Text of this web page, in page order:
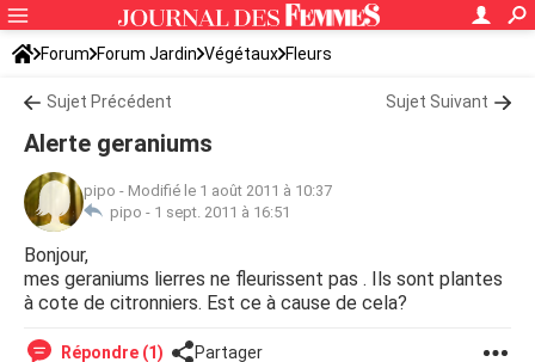
Forum Forum Jardin Végétaux Fleurs
Sujet Précédent Sujet Suivant
Alerte geraniums
pipo - Modifié le 1 août 2011 à 10:37
pipo - 1 sept. 2011 à 16:51
Bonjour,
mes geraniums lierres ne fleurissent pas . Ils sont plantes
à cote de citronniers. Est ce à cause de cela?
Répondre (1) Partager